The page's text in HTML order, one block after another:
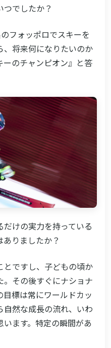
つでしたか？
フォッポロでスキーを
、将来何になりたいのか
ーのチャンピオン』と答
だけの実力を持っている
ありましたか？
とですし、子どもの頃か
。その後すぐにナショナ
標は常にワールドカッ
自然な成長の流れ、いわ
ます。特定の瞬間があ